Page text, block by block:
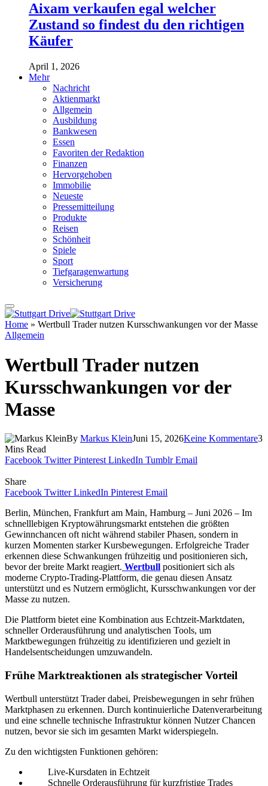
Aixam verkaufen egal welcher
Zustand so findest du den richtigen
Käufer
April 1, 2026
Mehr
Nachricht
Aktienmarkt
Allgemein
Ausbildung
Bankwesen
Essen
Favoriten der Redaktion
Finanzen
Hervorgehoben
Immobilie
Neueste
Pressemitteilung
Produkte
Reisen
Schönheit
Spiele
Sport
Tiefgaragenwartung
Versicherung
Home » Wertbull Trader nutzen Kursschwankungen vor der Masse
Allgemein
Wertbull Trader nutzen
Kursschwankungen vor der
Masse
By Markus KleinJuni 15, 2026Keine Kommentare3
Mins Read
Facebook Twitter Pinterest LinkedIn Tumblr Email
Share
Facebook Twitter LinkedIn Pinterest Email
Berlin, München, Frankfurt am Main, Hamburg – Juni 2026 – Im
schnelllebigen Kryptowährungsmarkt entstehen die größten
Gewinnchancen oft nicht während stabiler Phasen, sondern in
kurzen Momenten starker Kursbewegungen. Erfolgreiche Trader
erkennen diese Schwankungen frühzeitig und positionieren sich,
bevor der breite Markt reagiert. Wertbull positioniert sich als
moderne Crypto-Trading-Plattform, die genau diesen Ansatz
unterstützt und es Nutzern ermöglicht, Kursschwankungen vor der
Masse zu nutzen.
Die Plattform bietet eine Kombination aus Echtzeit-Marktdaten,
schneller Orderausführung und analytischen Tools, um
Marktbewegungen frühzeitig zu identifizieren und gezielt in
Handelsentscheidungen umzuwandeln.
Frühe Marktreaktionen als strategischer Vorteil
Wertbull unterstützt Trader dabei, Preisbewegungen in sehr frühen
Marktphasen zu erkennen. Durch kontinuierliche Datenverarbeitung
und eine schnelle technische Infrastruktur können Nutzer Chancen
nutzen, bevor sie sich im gesamten Markt widerspiegeln.
Zu den wichtigsten Funktionen gehören:
Live-Kursdaten in Echtzeit
Schnelle Orderausführung für kurzfristige Trades